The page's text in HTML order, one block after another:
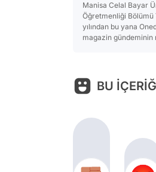
Manisa Celal Bayar
Öğretmenliği
yılından bu yana
magazin gündeminin
BU